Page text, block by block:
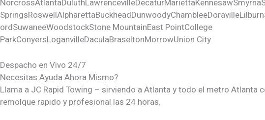
NorcrossAtlantaDuluthLawrencevilleDecaturMariettaKennesawSmyrna
SpringsRoswellAlpharettaBuckheadDunwoodyChambleeDoravilleLilburn
ordSuwaneeWoodstockStone MountainEast PointCollege
ParkConyersLoganvilleDaculaBraseltonMorrowUnion City
Despacho en Vivo 24/7
Necesitas Ayuda Ahora Mismo?
Llama a JC Rapid Towing – sirviendo a Atlanta y todo el metro Atlanta
remolque rapido y profesional las 24 horas.